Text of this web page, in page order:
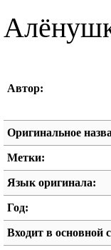
Автор:
Оригинальное
Метки:
Язык оригинала:
Год:
Входит в основной